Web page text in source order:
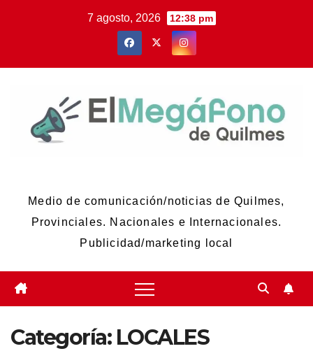
7 agosto, 2026 12:38 pm
Medio de comunicación/noticias de Quilmes,
Provinciales. Nacionales e Internacionales.
Publicidad/marketing local
Categoría: LOCALES